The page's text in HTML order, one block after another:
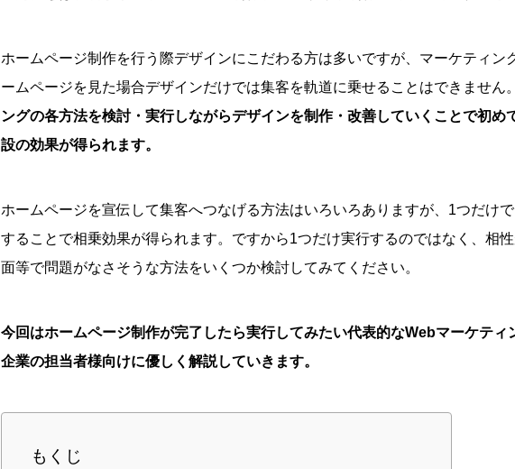
ホームページ制作を行う際デザインにこだわる方は多いですが、マーケティン
ームページを見た場合デザインだけでは集客を軌道に乗せることはできません
ングの各方法を検討・実行しながらデザインを制作・改善していくことで初め
設の効果が得られます。
ホームページを宣伝して集客へつなげる方法はいろいろありますが、1つだけ
することで相乗効果が得られます。ですから1つだけ実行するのではなく、相
面等で問題がなさそうな方法をいくつか検討してみてください。
今回はホームページ制作が完了したら実行してみたい代表的なWebマーケティ
企業の担当者様向けに優しく解説していきます。
もくじ